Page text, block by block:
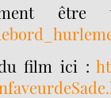
être
du film ici :